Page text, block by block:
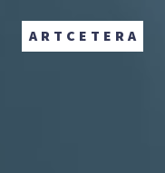
ARTCETERA